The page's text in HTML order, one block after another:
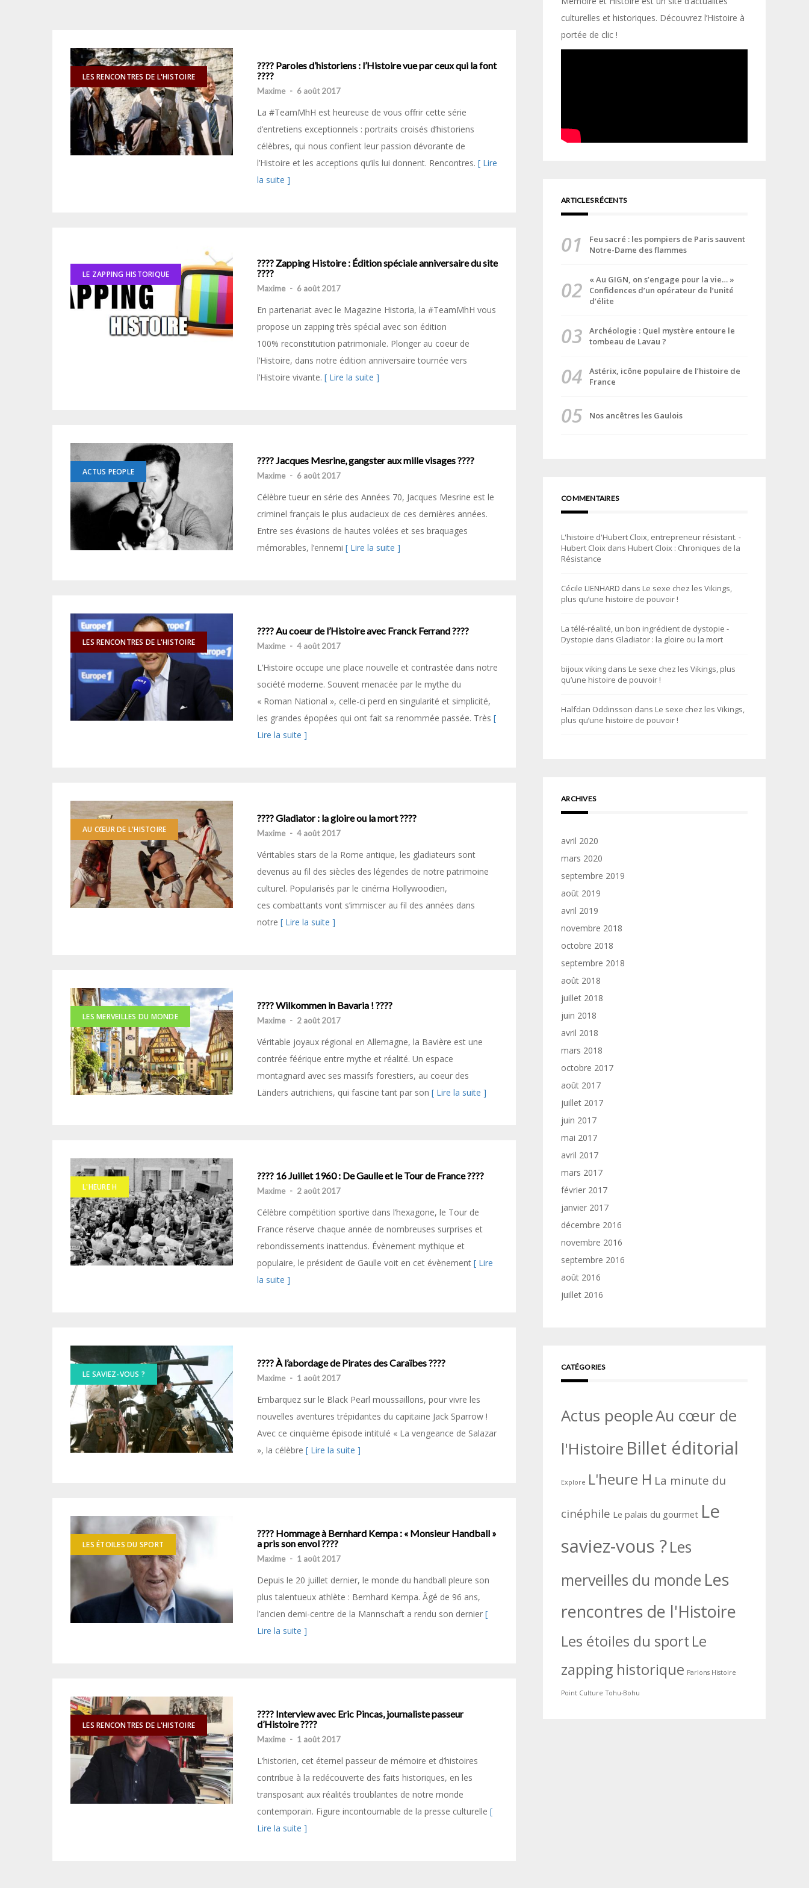
LES RENCONTRES DE L'HISTOIRE
???? Paroles d’historiens : l’Histoire vue par ceux qui la font
????
Maxime - 6 août 2017
La #TeamMhH est heureuse de vous offrir cette série
d’entretiens exceptionnels : portraits croisés d’historiens
célèbres, qui nous confient leur passion dévorante de
l’Histoire et les acceptions qu’ils lui donnent. Rencontres. [ Lire
la suite ]
LE ZAPPING HISTORIQUE
???? Zapping Histoire : Édition spéciale anniversaire du site
????
Maxime - 6 août 2017
En partenariat avec le Magazine Historia, la #TeamMhH vous
propose un zapping très spécial avec son édition
100% reconstitution patrimoniale. Plonger au coeur de
l’Histoire, dans notre édition anniversaire tournée vers
l’Histoire vivante. [ Lire la suite ]
ACTUS PEOPLE
???? Jacques Mesrine, gangster aux mille visages ????
Maxime - 6 août 2017
Célèbre tueur en série des Années 70, Jacques Mesrine est le
criminel français le plus audacieux de ces dernières années.
Entre ses évasions de hautes volées et ses braquages
mémorables, l’ennemi [ Lire la suite ]
LES RENCONTRES DE L'HISTOIRE
???? Au coeur de l’Histoire avec Franck Ferrand ????
Maxime - 4 août 2017
L’Histoire occupe une place nouvelle et contrastée dans notre
société moderne. Souvent menacée par le mythe du
« Roman National », celle-ci perd en singularité et simplicité,
les grandes épopées qui ont fait sa renommée passée. Très [
Lire la suite ]
AU CŒUR DE L'HISTOIRE
???? Gladiator : la gloire ou la mort ????
Maxime - 4 août 2017
Véritables stars de la Rome antique, les gladiateurs sont
devenus au fil des siècles des légendes de notre patrimoine
culturel. Popularisés par le cinéma Hollywoodien,
ces combattants vont s’immiscer au fil des années dans
notre [ Lire la suite ]
LES MERVEILLES DU MONDE
???? Wilkommen in Bavaria ! ????
Maxime - 2 août 2017
Véritable joyaux régional en Allemagne, la Bavière est une
contrée féérique entre mythe et réalité. Un espace
montagnard avec ses massifs forestiers, au coeur des
Länders autrichiens, qui fascine tant par son [ Lire la suite ]
L'HEURE H
???? 16 Juillet 1960 : De Gaulle et le Tour de France ????
Maxime - 2 août 2017
Célèbre compétition sportive dans l’hexagone, le Tour de
France réserve chaque année de nombreuses surprises et
rebondissements inattendus. Évènement mythique et
populaire, le président de Gaulle voit en cet évènement [ Lire
la suite ]
LE SAVIEZ-VOUS ?
???? À l’abordage de Pirates des Caraïbes ????
Maxime - 1 août 2017
Embarquez sur le Black Pearl moussaillons, pour vivre les
nouvelles aventures trépidantes du capitaine Jack Sparrow !
Avec ce cinquième épisode intitulé « La vengeance de Salazar
», la célèbre [ Lire la suite ]
LES ÉTOILES DU SPORT
???? Hommage à Bernhard Kempa : « Monsieur Handball »
a pris son envol ????
Maxime - 1 août 2017
Depuis le 20 juillet dernier, le monde du handball pleure son
plus talentueux athlète : Bernhard Kempa. Âgé de 96 ans,
l’ancien demi-centre de la Mannschaft a rendu son dernier [
Lire la suite ]
LES RENCONTRES DE L'HISTOIRE
???? Interview avec Eric Pincas, journaliste passeur
d’Histoire ????
Maxime - 1 août 2017
L’historien, cet éternel passeur de mémoire et d’histoires
contribue à la redécouverte des faits historiques, en les
transposant aux réalités troublantes de notre monde
contemporain. Figure incontournable de la presse culturelle [
Lire la suite ]
culturelles et historiques. Découvrez l’Histoire à
portée de clic !
ARTICLES RÉCENTS
Feu sacré : les pompiers de Paris sauvent
Notre-Dame des flammes
« Au GIGN, on s’engage pour la vie… »
Confidences d’un opérateur de l’unité
d’élite
Archéologie : Quel mystère entoure le
tombeau de Lavau ?
Astérix, icône populaire de l’histoire de
France
Nos ancêtres les Gaulois
COMMENTAIRES
L'histoire d'Hubert Cloix, entrepreneur résistant. -
Hubert Cloix dans Hubert Cloix : Chroniques de la
Résistance
Cécile LIENHARD dans Le sexe chez les Vikings,
plus qu’une histoire de pouvoir !
La télé-réalité, un bon ingrédient de dystopie -
Dystopie dans Gladiator : la gloire ou la mort
bijoux viking dans Le sexe chez les Vikings, plus
qu’une histoire de pouvoir !
Halfdan Oddinsson dans Le sexe chez les Vikings,
plus qu’une histoire de pouvoir !
ARCHIVES
avril 2020
mars 2020
septembre 2019
août 2019
avril 2019
novembre 2018
octobre 2018
septembre 2018
août 2018
juillet 2018
juin 2018
avril 2018
mars 2018
octobre 2017
août 2017
juillet 2017
juin 2017
mai 2017
avril 2017
mars 2017
février 2017
janvier 2017
décembre 2016
novembre 2016
septembre 2016
août 2016
juillet 2016
CATÉGORIES
Actus peopleAu cœur de
l'Histoire Billet éditorial
Explore L'heure H La minute du
cinéphile Le palais du gourmet Le
saviez-vous ?Les
merveilles du monde Les
rencontres de l'Histoire
Les étoiles du sport Le
zapping historique Parlons Histoire
Point Culture Tohu-Bohu